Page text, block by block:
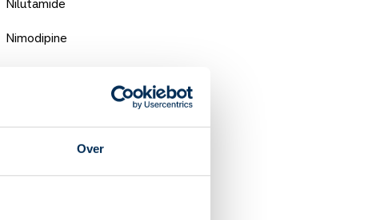
Over
Nimodipine
Nirmatrelvir met ritonavir
Nitisinon